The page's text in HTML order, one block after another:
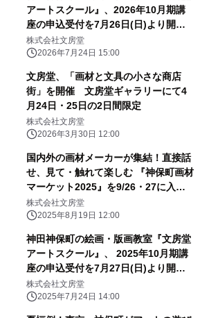
アートスクール』、2026年10月期講
座の申込受付を7月26日(日)より開
始！
株式会社文房堂
2026年7月24日 15:00
文房堂、「画材と文具の小さな商店
街」を開催 文房堂ギャラリーにて4
月24日・25日の2日間限定
株式会社文房堂
2026年3月30日 12:00
国内外の画材メーカーが集結！直接話
せ、見て・触れて楽しむ 『神保町画材
マーケット2025』を9/26・27に入場
無料で開催
株式会社文房堂
2025年8月19日 12:00
神田神保町の絵画・版画教室『文房堂
アートスクール』、 2025年10月期講
座の申込受付を7月27日(日)より開
始！
株式会社文房堂
2025年7月24日 14:00